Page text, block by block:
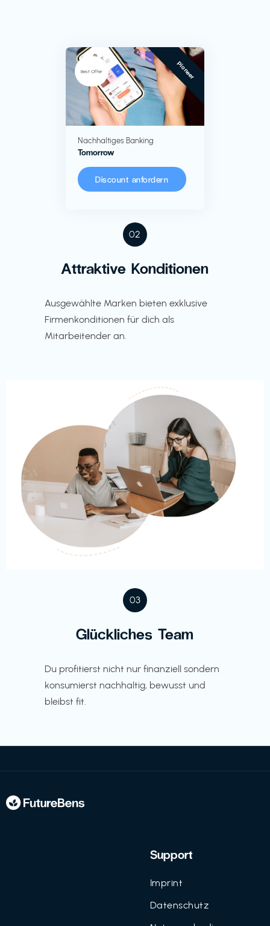
02
Attraktive Konditionen
Ausgewählte Marken bieten exklusive
Firmenkonditionen für dich als
Mitarbeitender an.
Best Offer Pioneer
Nachhaltiges Banking
Tomorrow
Discount anfordern
03
Glückliches Team
Du profitierst nicht nur finanziell sondern
konsumierst nachhaltig, bewusst und
bleibst fit.
Support
Imprint
Datenschutz